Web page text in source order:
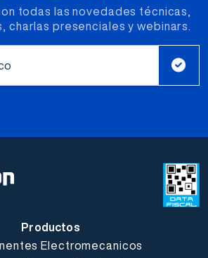
todas las novedades técnicas,
charlas presenciales y webinars.
Productos
Electromecanicos